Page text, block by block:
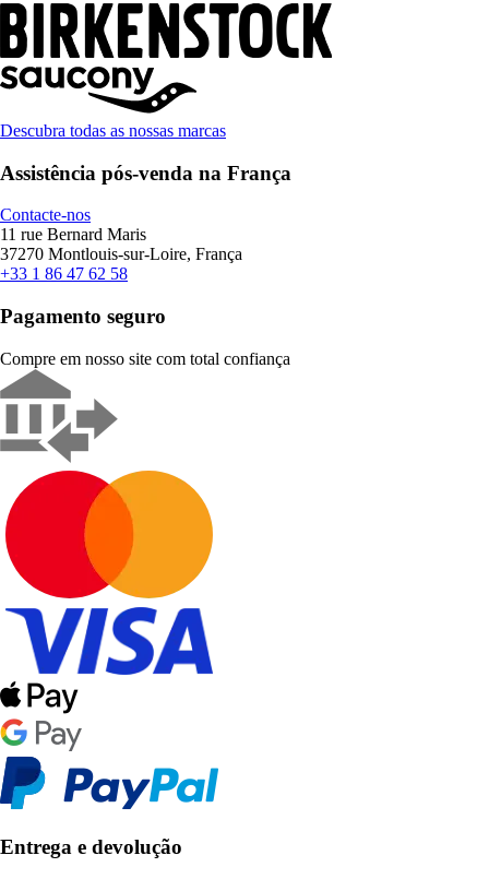
Descubra todas as nossas marcas
Assistência pós-venda na França
Contacte-nos
11 rue Bernard Maris
37270 Montlouis-sur-Loire, França
+33 1 86 47 62 58
Pagamento seguro
Compre em nosso site com total confiança
Entrega e devolução